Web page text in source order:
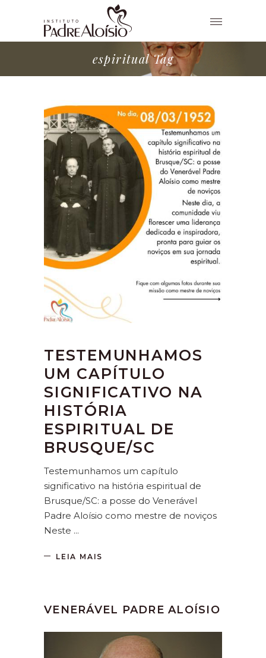
espiritual Tag
TESTEMUNHAMOS
UM CAPÍTULO
SIGNIFICATIVO NA
HISTÓRIA
ESPIRITUAL DE
BRUSQUE/SC
Testemunhamos um capítulo
significativo na história espiritual de
Brusque/SC: a posse do Venerável
Padre Aloísio como mestre de noviços
Neste
LEIA MAIS
VENERÁVEL PADRE ALOÍSIO